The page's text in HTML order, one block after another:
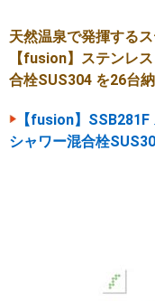
天然温泉で発揮するス
【fusion】ステンレ
合栓SUS304 を26台
【fusion】
シャワー混合栓